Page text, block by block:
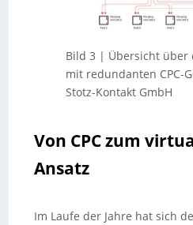
Bild 3 | Übersicht über
mit redundanten CPC-
Stotz-Kontakt GmbH
Von CPC zum
Ansatz
Im Laufe der Jahre hat sich